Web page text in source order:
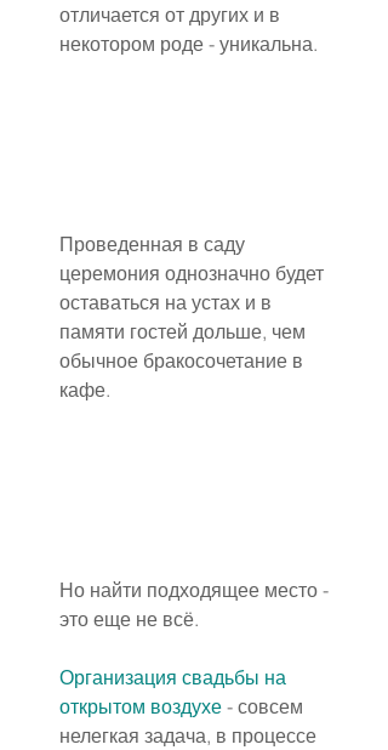
отличается от других и в
некотором роде - уникальна.
Проведенная в саду
церемония однозначно будет
оставаться на устах и в
памяти гостей дольше, чем
обычное бракосочетание в
кафе.
Но найти подходящее место -
это еще не всё.
Организация свадьбы на
открытом воздухе - совсем
нелегкая задача, в процессе